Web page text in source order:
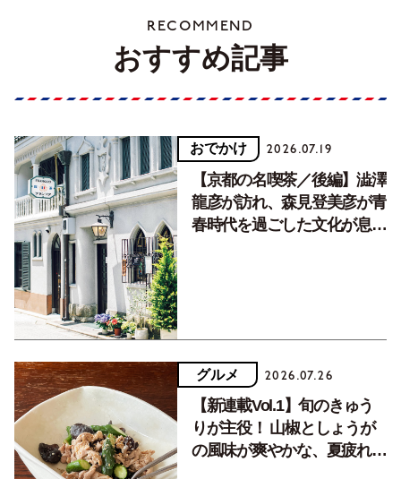
RECOMMEND
おすすめ記事
おでかけ 2026.07.19
【京都の名喫茶／後編】澁澤
龍彦が訪れ、森見登美彦が青
春時代を過ごした文化が息づ
グルメ 2026.07.26
【新連載Vol.1】旬のきゅう
りが主役！ 山椒としょうが
の風味が爽やかな、夏疲れを